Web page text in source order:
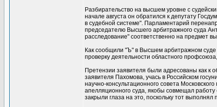
Разбирательство на высшем уровне с
начале августа он обратился к депутату
в судебной системе". Парламентарий
председателю Высшего арбитражного суда
расследование" соответственно на предмет
Как сообщили "Ъ" в Высшем арбитражном суде
проверку деятельности областного
Претензии заявителя были адресованы как к
заявителя Пахомова, учась в Российском
научно-консультационного совета
апелляционного суда, якобы совмещал
закрыли глаза на это, поскольку тот